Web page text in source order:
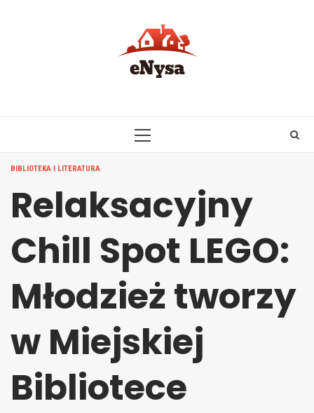
PRIMARY
BIBLIOTEKA I LITERATURA
Relaksacyjny
Chill Spot LEGO:
Młodzież tworzy
w Miejskiej
Bibliotece